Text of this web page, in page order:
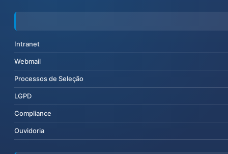
Intranet
Webmail
Processos de Seleção
LGPD
Compliance
Ouvidoria